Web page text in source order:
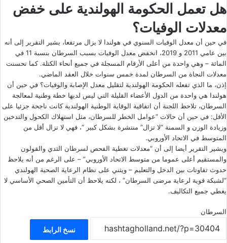
هل تعمل الحكومة الهولندية على خفض
معدلات الوفيات؟
في حين أن معدل الوفيات السنوي في هولندا لا يزال مرتفعا، يشير التقرير إلى أنه
بين عامي 2011 و 2019، انخفض معدل الوفيات بسبب السرطان بنسبة 11 في
المائة – وهي واحدة من أعلى الأرقام المسجلة في جميع أنحاء الكتلة. كما تحسنت
معدلات النجاة من السرطان لمدة خمس سنوات خلال العقد الماضي.
إذن، ما الذي تفعله الحكومة الهولندية لتقليل معدل الإصابة والوفيات؟ في حين أن
هولندا هي واحدة من الدول الأعضاء القليلة التي ليس لديها خطة وطنية لمعالجة
السرطان، تلاحظ اللجنة أن اتفاقية الوقاية الوطنية الهولندية كانت ناجحة جزئيا على
الأقل: في حين أن حالات “عوامل الخطر للسرطان، مثل استهلاك الكحول والتدخين
وزيادة الوزن و السمنة “لا تزال” منتشرة بشكل كبير “، فهي لا تزال أقل من
المتوسط ​​في الاتحاد الأوروبي.
ويشير التقرير أيضا إلى أن “معدلات تغطية الفحص لسرطان الثدي والقولون
والمستقيم أعلى عموما من متوسط الاتحاد الأوروبي” – على الرغم من أنه يلاحظ
حدوث تفاوتات بين الدخل والتعليم – ويثني على نظام الرعاية الصحية الهولندي
“لشبكة قوية لرعاية مرضى السرطان” ، لكنه يلاحظ أن التأمين الصحي الأساسي لا
يغطي جميع التكاليف.
السرطان
نسخ الرابط